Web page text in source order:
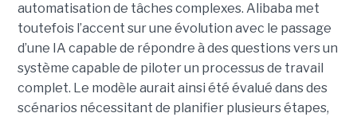
automatisation de tâches complexes. Alibaba met
toutefois l’accent sur une évolution avec le passage
d’une IA capable de répondre à des questions vers un
système capable de piloter un processus de travail
complet. Le modèle aurait ainsi été évalué dans des
scénarios nécessitant de planifier plusieurs étapes,